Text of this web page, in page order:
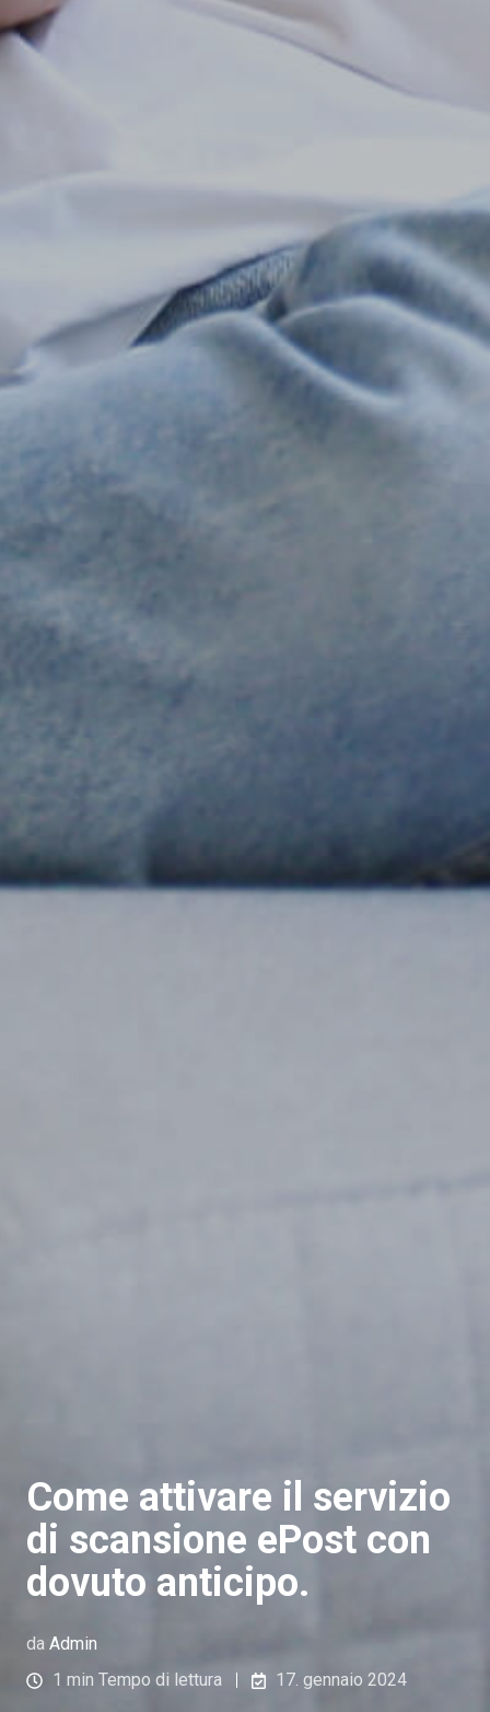
Come attivare il servizio
di scansione ePost con
dovuto anticipo.
da Admin
1 min Tempo di lettura
17. gennaio 2024